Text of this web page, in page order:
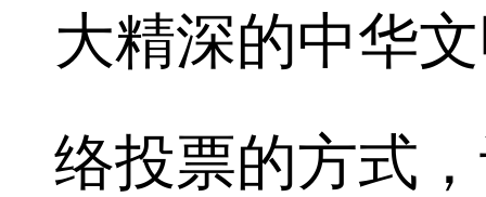
大精深的中华
络投票的方式